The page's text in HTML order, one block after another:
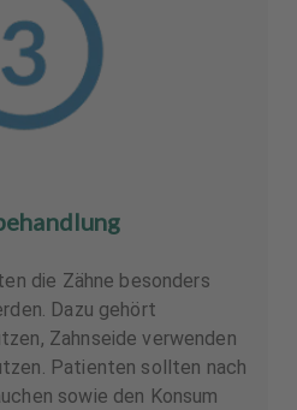
die Zähne besonders
Dazu gehört
Zahnseide verwenden
Patienten sollten nach
sowie den Konsum